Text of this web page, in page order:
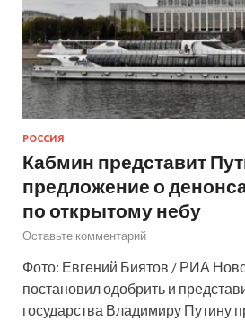
РОССИЯ
Кабмин представит
предложение о
по открытому небу
Оставьте комментарий
Фото: Евгений Биятов / РИА
постановил одобрить и
государства Владимиру Путину